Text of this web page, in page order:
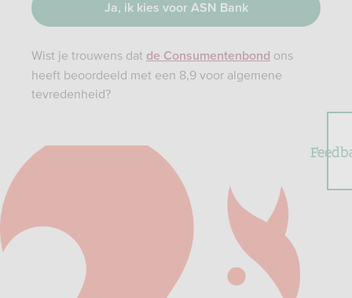
Ja, ik kies voor ASN Bank
Wist je trouwens dat de Consumentenbond ons
heeft beoordeeld met een 8,9 voor algemene
tevredenheid?